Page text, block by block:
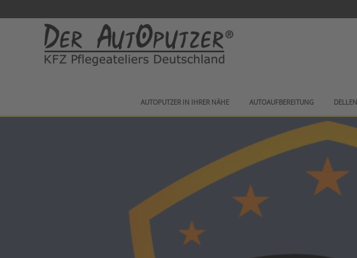
AUTOPUTZER IN IHRER NÄHE AUTOAUFBEREITUNG